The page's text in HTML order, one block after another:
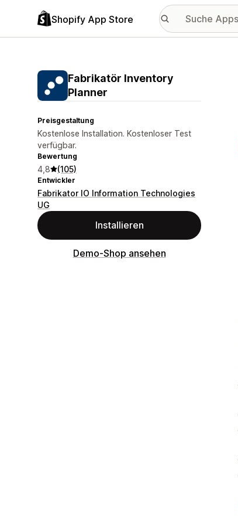
Shopify App Store
Fabrikatör Inventory
Planner
Preisgestaltung
Kostenlose Installation. Kostenloser Test
verfügbar.
Bewertung
4,8 (105)
Entwickler
Fabrikator IO Information Technologies
UG
Installieren
Demo-Shop ansehen